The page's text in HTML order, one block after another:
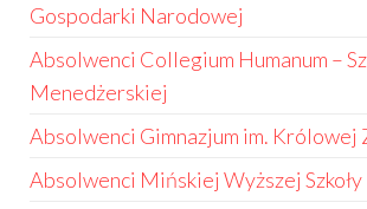
Gospodarki Narodowej
Absolwenci Collegium Humanum –
Menedżerskiej
Absolwenci Gimnazjum im. Królowej
Absolwenci Mińskiej Wyższej